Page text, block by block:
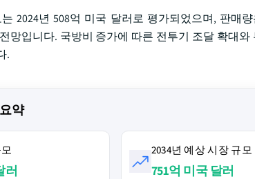
2024년 508억 미국 달러로 평가되었으며, 판매
전망입니다. 국방비 증가에 따른 전투기 조달 확대
.
약
러
2034년 예상 시장 규모
751억 미국 달러